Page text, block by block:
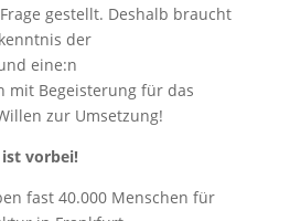
gestellt. Deshalb braucht
der
eine:n
mit Begeisterung für das
zur Umsetzung!
ist vorbei!
fast 40.000 Menschen für